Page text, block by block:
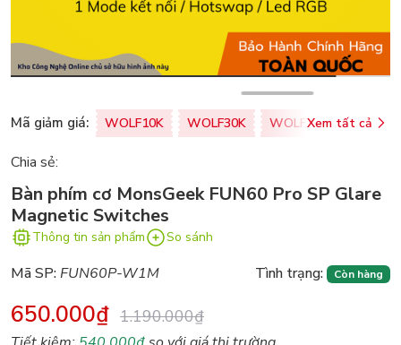
Mã giảm giá: WOLF10K WOLF30K WOLF50KXem tất cả
Chia sẻ:
Bàn phím cơ MonsGeek FUN60 Pro SP Glare
Magnetic Switches
Thông tin sản phẩm So sánh
Mã SP:FUN60P-W1M Tình trạng: Còn hàng
650.000₫ 1.190.000₫